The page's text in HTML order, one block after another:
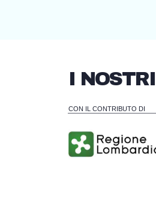
I
CON IL CONTRIBUTO DI